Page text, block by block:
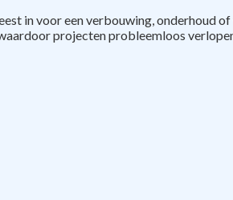
in voor een verbouwing, onderhoud
projecten probleemloos